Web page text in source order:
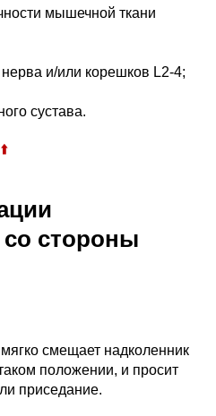
мышечной ткани
и/или корешков L2-4;
сустава.
стороны
смещает надколенник
положении, и просит
приседание.